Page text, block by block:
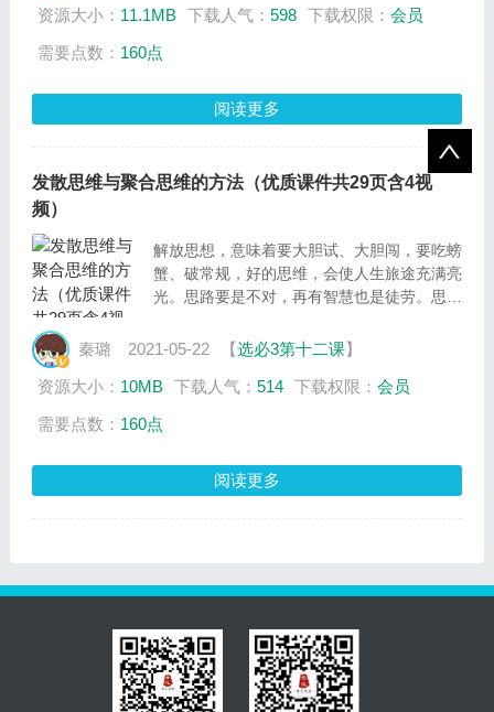
面。而逆向思维则相反，它是对常规的、传统
惯例的一个挑战。逆向思维能够帮助人们打破
思维定式，破除旧经验。
资源大小： 11.1MB 下载人气： 598 下载权限： 会员
需要点数： 160点
阅读更多
发散思维与聚合思维的方法（优质课件共29页含4视
频）
解放思想，意味着要大胆试、大胆闯，要吃螃
蟹、破常规，好的思维，会使人生旅途充满亮
光。思路要是不对，再有智慧也是徒劳。思路
思维是不是什么事都“倒着来”“对着干”？学会
维与正向思维的互补关系，提高创新思维的水
平
秦璐 2021-05-22 【选必3第十二课】
资源大小： 10MB 下载人气： 514 下载权限： 会员
需要点数： 160点
阅读更多